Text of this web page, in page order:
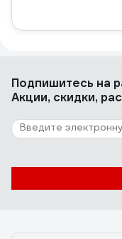
Подпишитесь на
Акции, скидки,